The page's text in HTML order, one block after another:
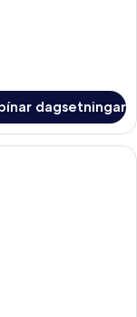
dagsetningar
- útsýni yfir hafið |